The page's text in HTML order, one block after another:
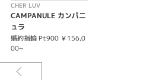
CHER LUV
CAMPANULE カンパニ
ュラ
婚約指輪 Pt900 ￥156,0
00~